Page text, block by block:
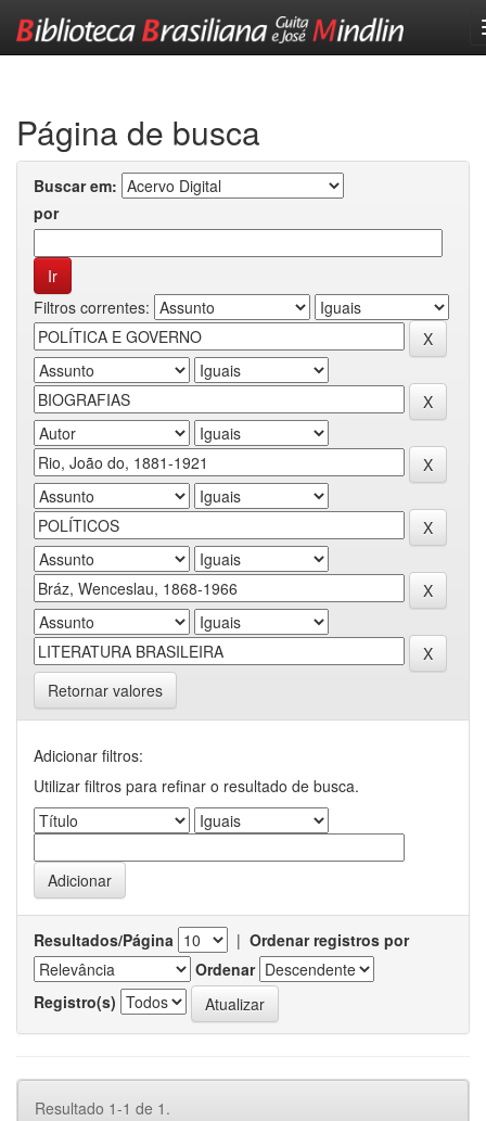
Página de busca
Buscar em:
por
Filtros correntes:
Retornar valores
Adicionar filtros:
Utilizar filtros para refinar o resultado de busca.
Resultados/Página | Ordenar registros por
Ordenar
Registro(s)
Resultado 1-1 de 1.